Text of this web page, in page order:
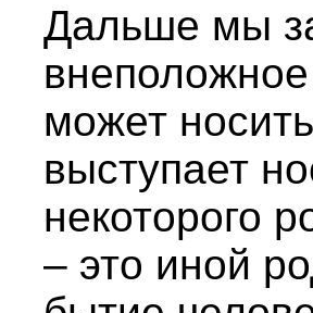
Дальше мы
может
выступает
некоторого
– это иной